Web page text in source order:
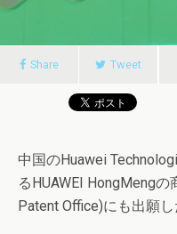
Share Tweet
中国のHuawei
るHUAWEI HongMeng
Patent Office)にも出願し